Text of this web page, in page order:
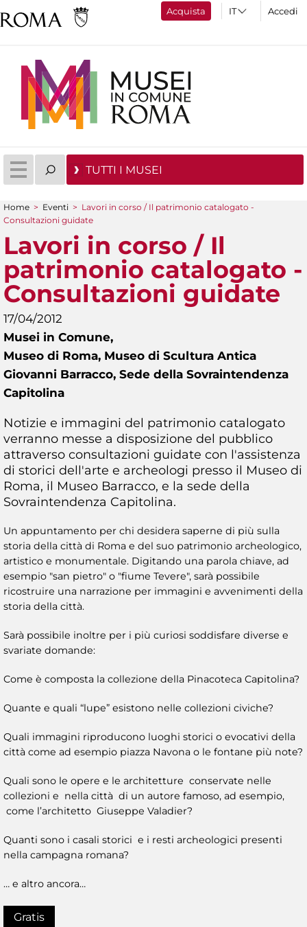
Acquista Accedi
TUTTI I MUSEI
Tu sei qui
Home > Eventi > Lavori in corso / Il patrimonio catalogato -
Consultazioni guidate
Lavori in corso / Il
patrimonio catalogato -
Consultazioni guidate
17/04/2012
Musei in Comune,
Museo di Roma, Museo di Scultura Antica
Giovanni Barracco, Sede della Sovraintendenza
Capitolina
Notizie e immagini del patrimonio catalogato
verranno messe a disposizione del pubblico
attraverso consultazioni guidate con l'assistenza
di storici dell'arte e archeologi presso il Museo di
Roma, il Museo Barracco, e la sede della
Sovraintendenza Capitolina.
Un appuntamento per chi desidera saperne di più sulla
storia della città di Roma e del suo patrimonio archeologico,
artistico e monumentale. Digitando una parola chiave, ad
esempio "san pietro" o "fiume Tevere", sarà possibile
ricostruire una narrazione per immagini e avvenimenti della
storia della città.
Sarà possibile inoltre per i più curiosi soddisfare diverse e
svariate domande:
Come è composta la collezione della Pinacoteca Capitolina?
Quante e quali “lupe” esistono nelle collezioni civiche?
Quali immagini riproducono luoghi storici o evocativi della
città come ad esempio piazza Navona o le fontane più note?
Quali sono le opere e le architetture conservate nelle
collezioni e nella città di un autore famoso, ad esempio,
come l’architetto Giuseppe Valadier?
Quanti sono i casali storici e i resti archeologici presenti
nella campagna romana?
… e altro ancora…
Gratis